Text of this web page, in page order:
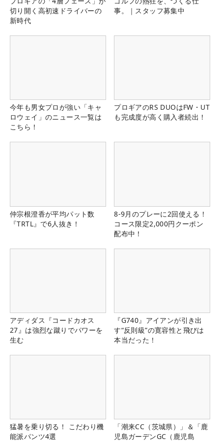
切り開く高初速ドライバーの
新時代
事。｜スタッフ募集中
今年も男女プロが強い「キャ
ロウェイ」のニュース一覧は
こちら！
プロギアのRS DUOはFW・UT
も完成度が高く購入者続出！
仲宗根澄香が平均パット数
『TRTL』で6人抜き！
8-9月のプレーに2回使える！
コース限定2,000円クーポン
配布中！
アディダス『コードカオス
27』は強烈な蹴りでパワーを
生む
『G740』アイアンが引き出
す“反則級”の寛容性と飛びは
本当だった！
猛暑を乗り切る！ こだわり機
能派パンツ4選
「潮来CC（茨城県）」＆「鹿
児島ガーデンGC（鹿児島